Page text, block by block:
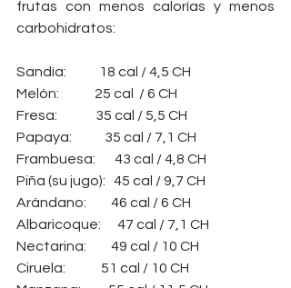
frutas con menos calorías y menos
carbohidratos:
Sandía:            18 cal / 4,5 CH
Melón:             25 cal  / 6 CH
Fresa:              35 cal / 5,5 CH
Papaya:            35 cal / 7,1 CH
Frambuesa:       43 cal / 4,8 CH
Piña (su jugo):   45 cal / 9,7 CH
Arándano:         46 cal / 6 CH
Albaricoque:      47 cal / 7,1 CH
Nectarina:         49 cal / 10 CH
Ciruela:             51 cal / 10 CH